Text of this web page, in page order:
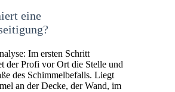
eine
Im ersten Schritt
der Profi vor Ort die Stelle und
des Schimmelbefalls. Liegt
an der Decke, der Wand, im